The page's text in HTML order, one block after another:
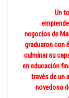
Un
negocios de
graduaron con
culminar su
en educación
través de un
novedoso